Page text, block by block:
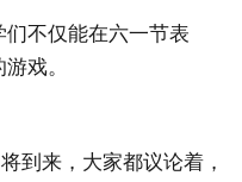
不仅能在六一节表
戏。
到来，大家都议论着，